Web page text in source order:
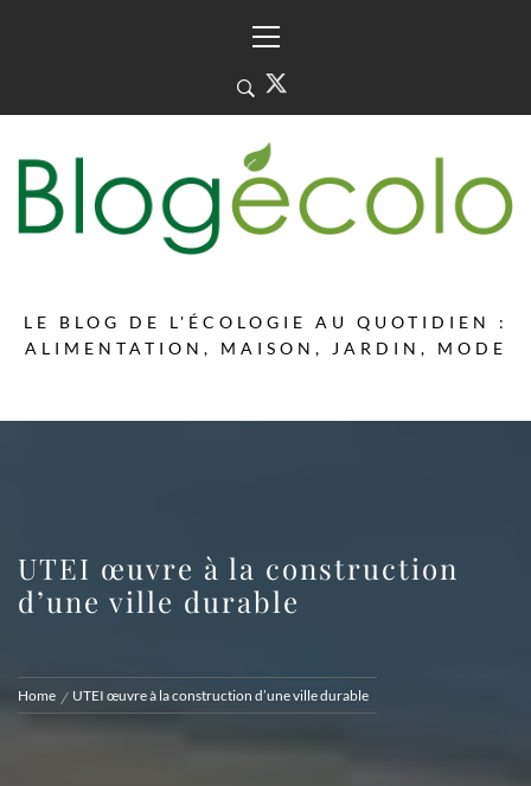
Menu
LE BLOG DE L'ÉCOLOGIE AU QUOTIDIEN :
ALIMENTATION, MAISON, JARDIN, MODE
UTEI œuvre à la construction
d’une ville durable
Home UTEI œuvre à la construction d’une ville durable